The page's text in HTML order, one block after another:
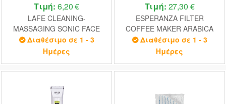
Τιμή: 6,20 €
LAFE CLEANING-
MASSAGING SONIC FACE
BRUSH GREEN
Διαθέσιμο σε 1 - 3
Ημέρες
Τιμή: 27,30 €
ESPERANZA FILTER
COFFEE MAKER ARABICA
1,8L
Διαθέσιμο σε 1 - 3
Ημέρες